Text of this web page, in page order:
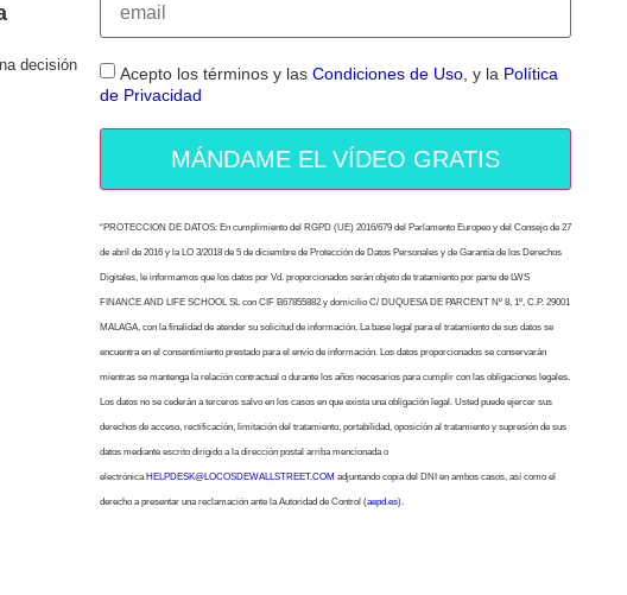
decisión Acepto los términos y las Condiciones de Uso, y la Política
de Privacidad
MÁNDAME EL VÍDEO GRATIS
“PROTECCION DE DATOS: En cumplimiento del RGPD (UE) 2016/679 del Parlamento Europeo y del Consejo de 27
de abril de 2016 y la LO 3/2018 de 5 de diciembre de Protección de Datos Personales y de Garantía de los Derechos
Digitales, le informamos que los datos por Vd. proporcionados serán objeto de tratamiento por parte de LWS
FINANCE AND LIFE SCHOOL SL con CIF B67855882 y domicilio C/ DUQUESA DE PARCENT Nº 8, 1º, C.P. 29001
MALAGA, con la finalidad de atender su solicitud de información. La base legal para el tratamiento de sus datos se
encuentra en el consentimiento prestado para el envío de información. Los datos proporcionados se conservarán
mientras se mantenga la relación contractual o durante los años necesarios para cumplir con las obligaciones legales.
Los datos no se cederán a terceros salvo en los casos en que exista una obligación legal. Usted puede ejercer sus
derechos de acceso, rectificación, limitación del tratamiento, portabilidad, oposición al tratamiento y supresión de sus
datos mediante escrito dirigido a la dirección postal arriba mencionada o
electrónica HELPDESK@LOCOSDEWALLSTREET.COM adjuntando copia del DNI en ambos casos, así como el
derecho a presentar una reclamación ante la Autoridad de Control (aepd.es).